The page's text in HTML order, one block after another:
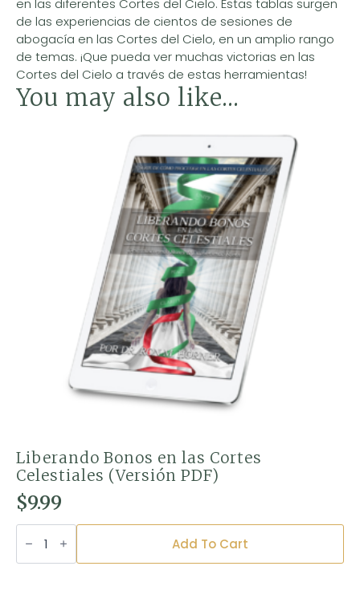
en las diferentes Cortes del Cielo. Estas tablas surgen
de las experiencias de cientos de sesiones de
abogacía en las Cortes del Cielo, en un amplio rango
de temas. ¡Que pueda ver muchas victorias en las
Cortes del Cielo a través de estas herramientas!
You may also like…
Liberando Bonos en las Cortes
Celestiales (Versión PDF)
$9.99
Liberando
Bonos
las
Add To Cart